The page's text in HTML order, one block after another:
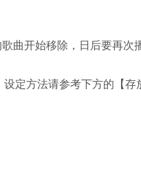
曲开始移除，日后要再次
定方法请参考下方的【